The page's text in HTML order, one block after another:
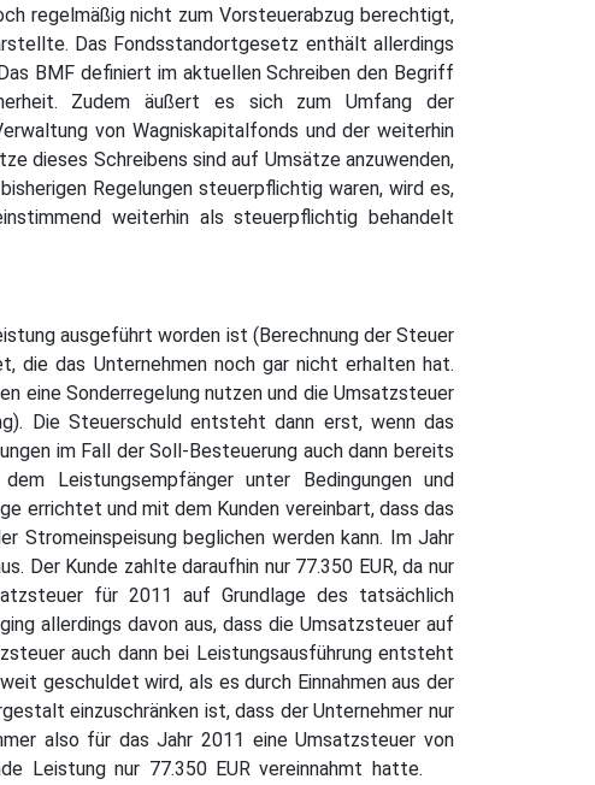
regelmäßig nicht zum Vorsteuerabzug berechtigt,
Das Fondsstandortgesetz enthält allerdings
BMF definiert im aktuellen Schreiben den Begriff
Zudem äußert es sich zum Umfang der
von Wagniskapitalfonds und der weiterhin
dieses Schreibens sind auf Umsätze anzuwenden,
Regelungen steuerpflichtig waren, wird es,
weiterhin als steuerpflichtig behandelt
ausgeführt worden ist (Berechnung der Steuer
die das Unternehmen noch gar nicht erhalten hat.
eine Sonderregelung nutzen und die Umsatzsteuer
Die Steuerschuld entsteht dann erst, wenn das
im Fall der Soll-Besteuerung auch dann bereits
Leistungsempfänger unter Bedingungen und
errichtet und mit dem Kunden vereinbart, dass das
Stromeinspeisung beglichen werden kann. Im Jahr
Der Kunde zahlte daraufhin nur 77.350 EUR, da nur
für 2011 auf Grundlage des tatsächlich
allerdings davon aus, dass die Umsatzsteuer auf
auch dann bei Leistungsausführung entsteht
geschuldet wird, als es durch Einnahmen aus der
einzuschränken ist, dass der Unternehmer nur
also für das Jahr 2011 eine Umsatzsteuer von
Leistung nur 77.350 EUR vereinnahmt hatte.